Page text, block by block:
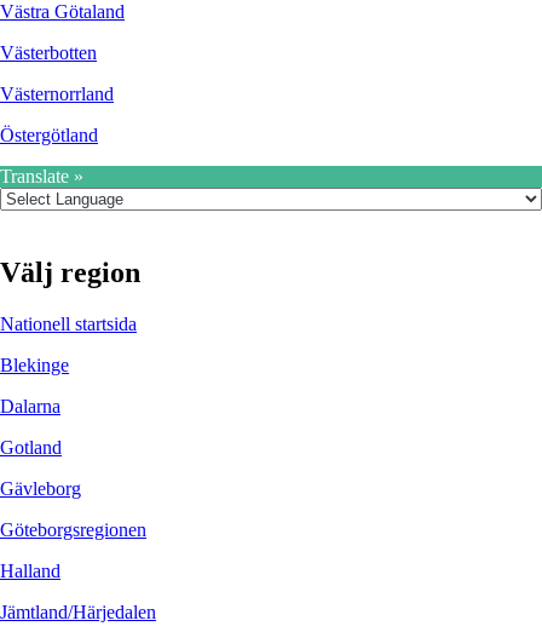
Västra Götaland
Västerbotten
Västernorrland
Östergötland
Translate »
Välj region
Nationell startsida
Blekinge
Dalarna
Gotland
Gävleborg
Göteborgsregionen
Halland
Jämtland/Härjedalen